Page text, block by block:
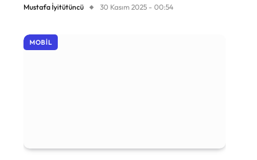
Mustafa İyitütüncü 30 Kasım 2025 - 00:54
MOBIL